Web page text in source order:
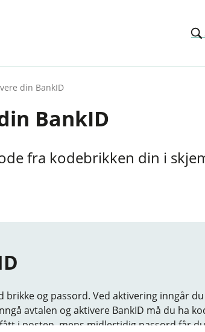
din BankID
BankID
fra kodebrikken din i
brikke og passord. Ved aktivering inngår
avtalen og aktivere BankID må du ha
i posten, mens midlertidig passord får